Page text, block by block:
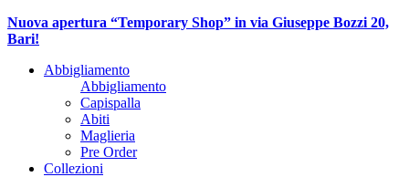
Nuova apertura “Temporary Shop” in via Giuseppe Bozzi 20,
Bari!
Abbigliamento
Abbigliamento
Capispalla
Abiti
Maglieria
Pre Order
Collezioni